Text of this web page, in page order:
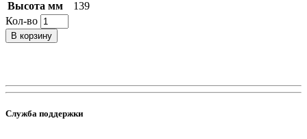
Высота мм
139
Кол-во
В корзину
Служба поддержки